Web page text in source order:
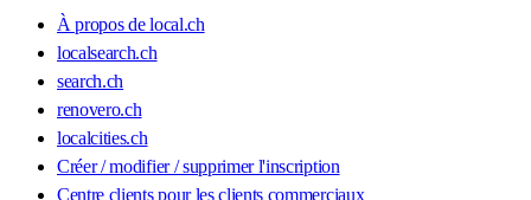
À propos de local.ch
localsearch.ch
search.ch
renovero.ch
localcities.ch
Créer / modifier / supprimer l'inscription
Centre clients pour les clients commerciaux